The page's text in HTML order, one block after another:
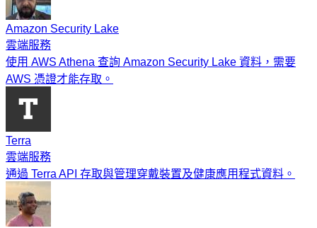
Amazon Security Lake
雲端服務
使用 AWS Athena 查詢 Amazon Security Lake 資料，需要
AWS 憑證才能存取。
Terra
雲端服務
通過 Terra API 存取與管理穿戴裝置及健康應用程式資料。